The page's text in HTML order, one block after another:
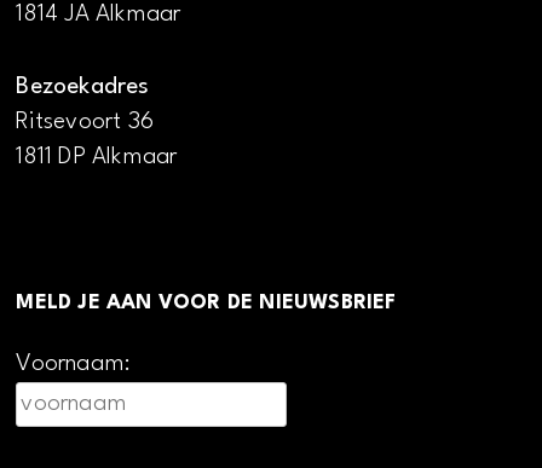
1814 JA Alkmaar
Bezoekadres
Ritsevoort 36
1811 DP Alkmaar
MELD JE AAN VOOR DE NIEUWSBRIEF
Voornaam: